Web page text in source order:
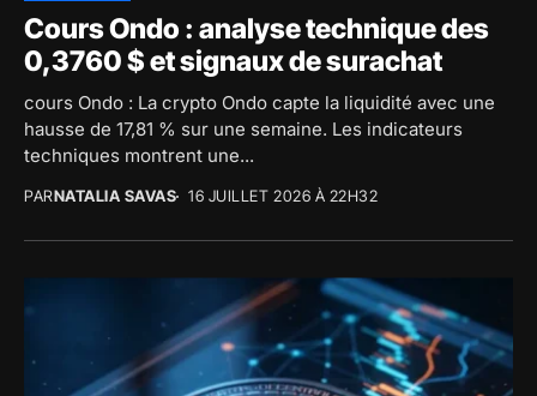
Cours Ondo : analyse technique des
0,3760 $ et signaux de surachat
cours Ondo : La crypto Ondo capte la liquidité avec une
hausse de 17,81 % sur une semaine. Les indicateurs
techniques montrent une...
PARNATALIA SAVAS 16 JUILLET 2026 À 22H32